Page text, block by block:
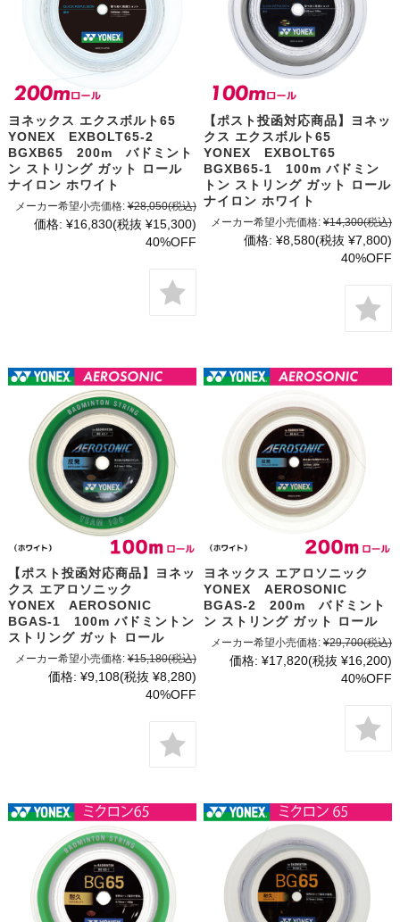
ヨネックス エクスボルト65
YONEX EXBOLT65-2
BGXB65 200m バドミント
ン ストリング ガット ロール
ナイロン ホワイト
メーカー希望小売価格: ¥28,050(税込)
価格: ¥16,830(税抜 ¥15,300)
40%OFF
【ポスト投函対応商品】ヨネッ
クス エクスボルト65
YONEX EXBOLT65
BGXB65-1 100m バドミン
トン ストリング ガット ロール
ナイロン ホワイト
メーカー希望小売価格: ¥14,300(税込)
価格: ¥8,580(税抜 ¥7,800)
40%OFF
【ポスト投函対応商品】ヨネッ
クス エアロソニック
YONEX AEROSONIC
BGAS-1 100m バドミントン
ストリング ガット ロール
メーカー希望小売価格: ¥15,180(税込)
価格: ¥9,108(税抜 ¥8,280)
40%OFF
ヨネックス エアロソニック
YONEX AEROSONIC
BGAS-2 200m バドミント
ン ストリング ガット ロール
メーカー希望小売価格: ¥29,700(税込)
価格: ¥17,820(税抜 ¥16,200)
40%OFF